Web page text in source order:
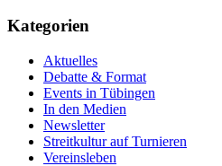
Kategorien
Aktuelles
Debatte & Format
Events in Tübingen
In den Medien
Newsletter
Streitkultur auf Turnieren
Vereinsleben